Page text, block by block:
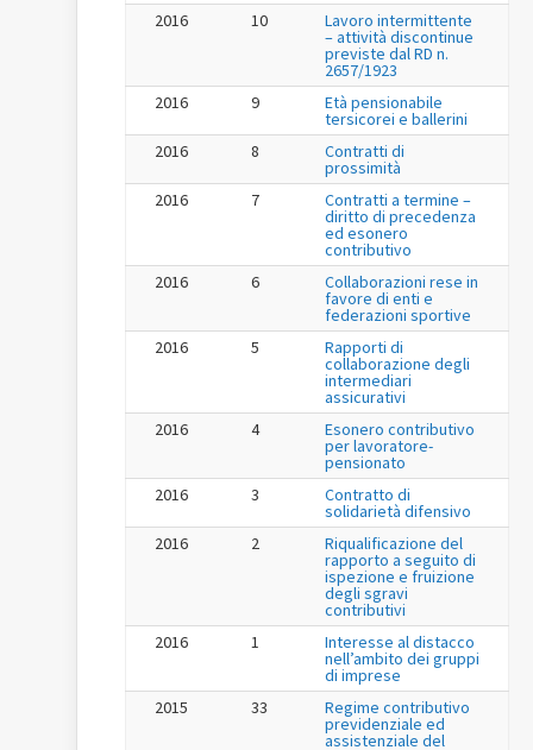
2016
10 Lavoro intermittente
– attività discontinue
previste dal RD n.
2657/1923
2016
9 Età pensionabile
tersicorei e ballerini
2016
8 Contratti di
prossimità
2016
7 Contratti a termine –
diritto di precedenza
ed esonero
contributivo
2016
6 Collaborazioni rese in
favore di enti e
federazioni sportive
2016
5 Rapporti di
collaborazione degli
intermediari
assicurativi
2016
4 Esonero contributivo
per lavoratore-
pensionato
2016
3 Contratto di
solidarietà difensivo
2016
2 Riqualificazione del
rapporto a seguito di
ispezione e fruizione
degli sgravi
contributivi
2016
1 Interesse al distacco
nell’ambito dei gruppi
di imprese
2015
33 Regime contributivo
previdenziale ed
assistenziale del